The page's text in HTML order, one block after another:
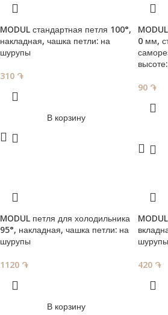
MODUL стандартная петля 100°,
накладная, чашка петли: на
шурупы
310 ֏
В корзину
0 мм,
90 ֏
MODUL петля для холодильника
95°, накладная, чашка петли: на
шурупы
1120 ֏
В корзину
шурупы
420 ֏